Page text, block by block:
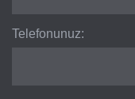
Telefonunuz: